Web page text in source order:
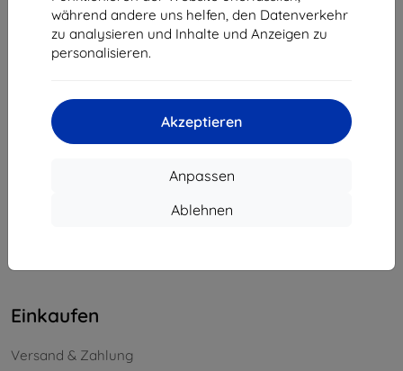
während andere uns helfen, den Datenverkehr
zu analysieren und Inhalte und Anzeigen zu
personalisieren.
Akzeptieren
Anpassen
Ablehnen
USt-IdNr.:SK2023549671
info@top4mobile.eu
Einkaufen
Versand & Zahlung